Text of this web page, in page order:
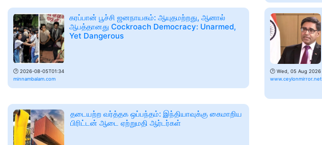
🕑 2026-08-05T01:34
minnambalam.com
கரப்பான் பூச்சி ஜனநாயகம்: ஆயுதமற்றது, ஆனால்
ஆபத்தானது Cockroach Democracy: Unarmed,
Yet Dangerous
🕑 Wed, 05 Aug 2026
www.ceylonmirror.net
தடையற்ற வர்த்தக ஒப்பந்தம்: இந்தியாவுக்கு கைமாறிய
பிரிட்டன் ஆடை ஏற்றுமதி ஆர்டர்கள்